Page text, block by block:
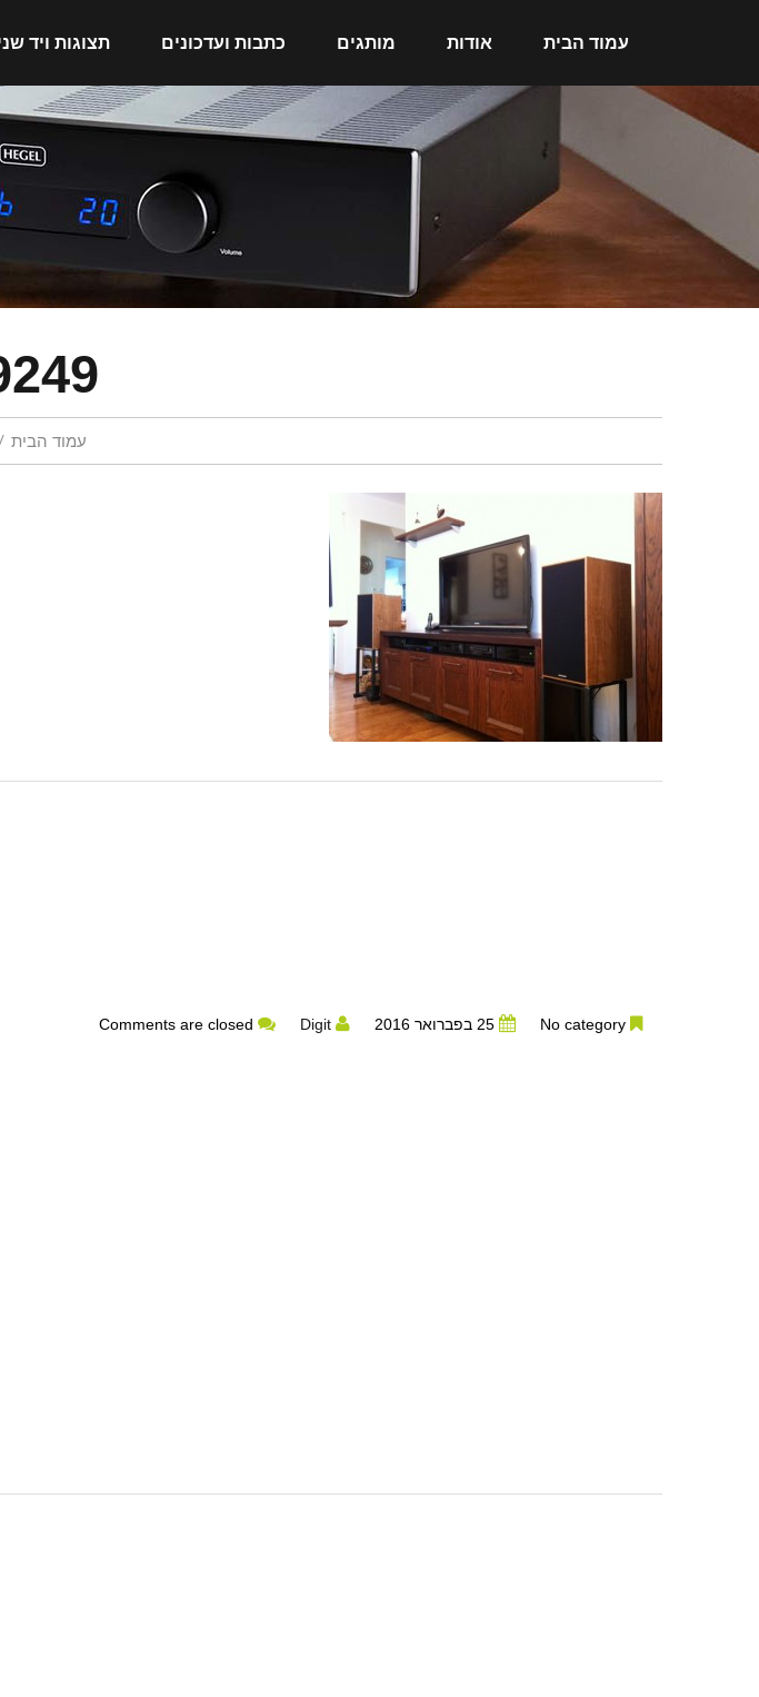
עמוד הבית אודות מותגים כתבות ועדכונים תצוגות ויד
עמוד הבית
25 בפברואר 2016 Digit
Comments are closed